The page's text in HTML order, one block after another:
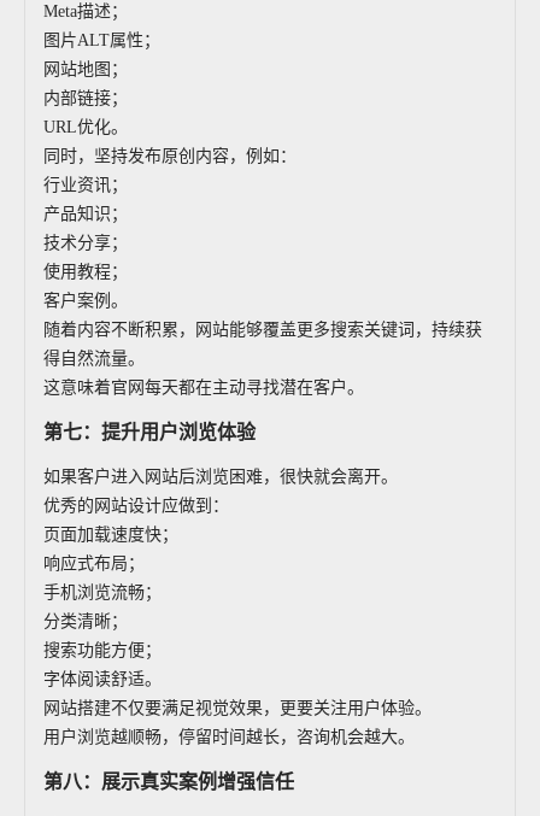
Meta描述；
图片ALT属性；
网站地图；
内部链接；
URL优化。
同时，坚持发布原创内容，例如：
行业资讯；
产品知识；
技术分享；
使用教程；
客户案例。
随着内容不断积累，网站能够覆盖更多搜索关键词，持续获
得自然流量。
这意味着官网每天都在主动寻找潜在客户。
第七：提升用户浏览体验
如果客户进入网站后浏览困难，很快就会离开。
优秀的网站设计应做到：
页面加载速度快；
响应式布局；
手机浏览流畅；
分类清晰；
搜索功能方便；
字体阅读舒适。
网站搭建不仅要满足视觉效果，更要关注用户体验。
用户浏览越顺畅，停留时间越长，咨询机会越大。
第八：展示真实案例增强信任